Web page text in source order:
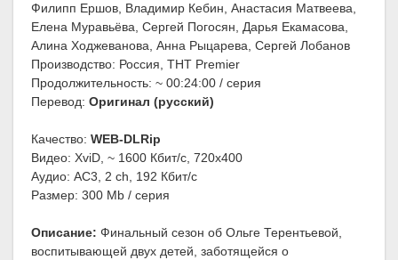
Филипп Ершов, Владимир Кебин, Анастасия Матвеева,
Елена Муравьёва, Сергей Погосян, Дарья Екамасова,
Алина Ходжеванова, Анна Рыцарева, Сергей Лобанов
Производство: Россия, ТНТ Premier
Продолжительность: ~ 00:24:00 / серия
Перевод: Оригинал (русский)
Качество: WEB-DLRip
Видео: XviD, ~ 1600 Кбит/с, 720x400
Аудио: AC3, 2 ch, 192 Кбит/с
Размер: 300 Mb / серия
Описание: Финальный сезон об Ольге Терентьевой,
воспитывающей двух детей, заботящейся о